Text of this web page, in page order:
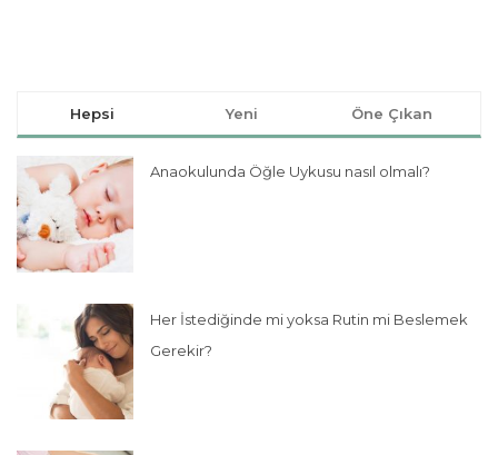
Hepsi Yeni Öne Çıkan
Anaokulunda Öğle Uykusu nasıl olmalı?
Her İstediğinde mi yoksa Rutin mi Beslemek
Gerekir?